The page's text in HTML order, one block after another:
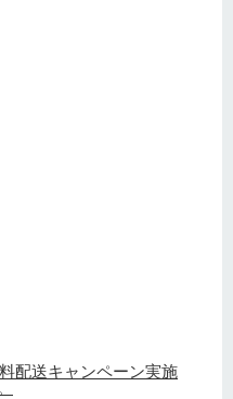
配送キャンペーン実施